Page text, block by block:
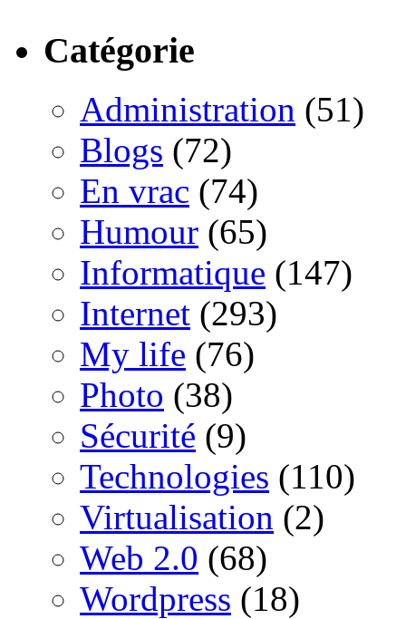
Catégorie
Administration (51)
Blogs (72)
En vrac (74)
Humour (65)
Informatique (147)
Internet (293)
My life (76)
Photo (38)
Sécurité (9)
Technologies (110)
Virtualisation (2)
Web 2.0 (68)
Wordpress (18)